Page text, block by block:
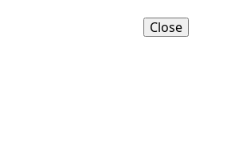
Close